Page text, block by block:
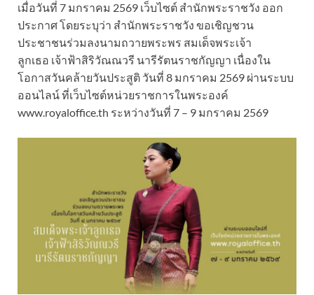
เมื่อวันที่ 7 มกราคม 2569 เว็บไซต์ สำนักพระราชวัง ออก
ประกาศ โดยระบุว่า สำนักพระราชวัง ขอเชิญชวน
ประชาชนร่วมลงนามถวายพระพร สมเด็จพระเจ้า
ลูกเธอ เจ้าฟ้าสิริวัณณวรี นารีรัตนราชกัญญา เนื่องใน
โอกาสวันคล้ายวันประสูติ วันที่ 8 มกราคม 2569 ผ่านระบบ
ออนไลน์ ที่เว็บไซต์หน่วยราชการในพระองค์
www.royaloffice.th ระหว่างวันที่ 7 – 9 มกราคม 2569